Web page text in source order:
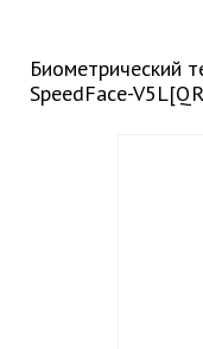
Биометрический
SpeedFace-